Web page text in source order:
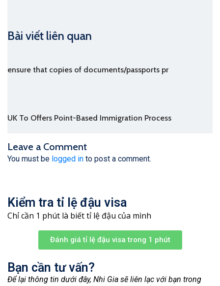
Bài viết liên quan
ensure that copies of documents/passports pr
UK To Offers Point-Based Immigration Process
Leave a Comment
You must be logged in to post a comment.
Kiểm tra tỉ lệ đậu visa
Chỉ cần 1 phút là biết tỉ lệ đậu của mình
Đánh giá tỉ lệ đậu visa trong 1 phút
Bạn cần tư vấn?
Để lại thông tin dưới đây, Nhi Gia sẽ liên lạc với bạn trong